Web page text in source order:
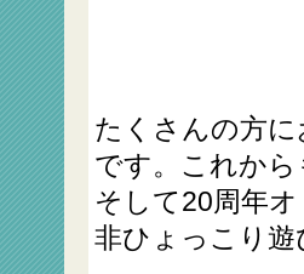
たくさんの方
です。これか
そして20周年
非ひょっこり